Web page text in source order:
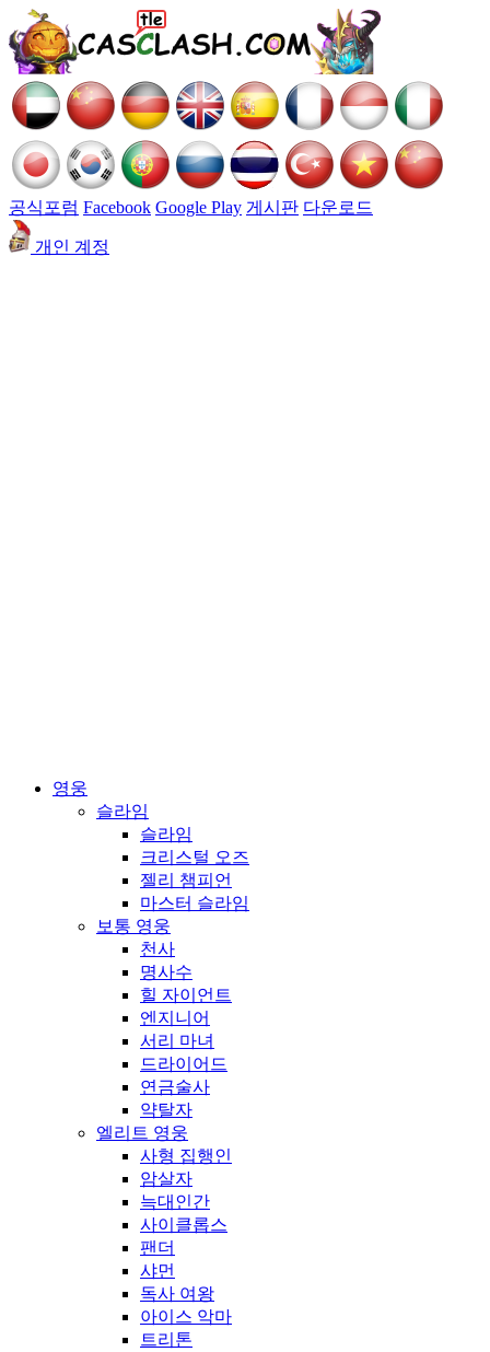
공식포럼 Facebook Google Play 게시판 다운로드
개인 계정
영웅
슬라임
슬라임
크리스털 오즈
젤리 챔피언
마스터 슬라임
보통 영웅
천사
명사수
힐 자이언트
엔지니어
서리 마녀
드라이어드
연금술사
약탈자
엘리트 영웅
사형 집행인
암살자
늑대인간
사이클롭스
팬더
샤먼
독사 여왕
아이스 악마
트리톤